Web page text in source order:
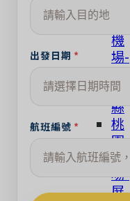
機
場-
花
蓮
縣
桃
園
機
場-
屏
出發日期
航班編號